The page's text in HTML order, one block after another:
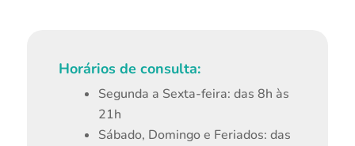
Horários de consulta:
Segunda a Sexta-feira: das 8h às
21h
Sábado, Domingo e Feriados: das